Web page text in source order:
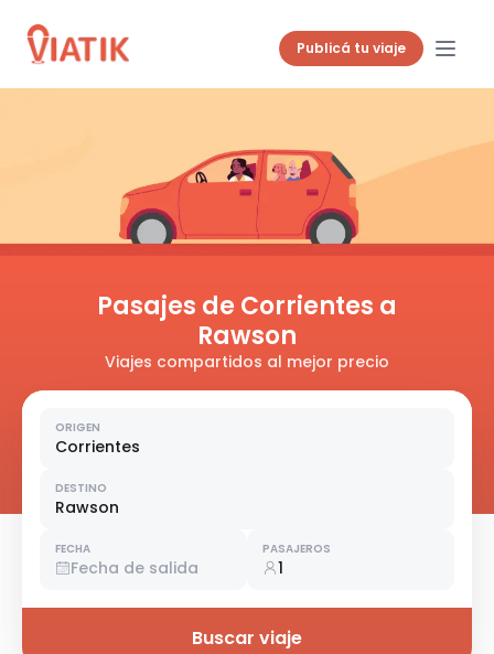
Publicá tu viaje
Pasajes de Corrientes a
Rawson
Viajes compartidos al mejor precio
ORIGEN
Corrientes
DESTINO
Rawson
FECHA
Fecha de salida
PASAJEROS
1
Buscar viaje